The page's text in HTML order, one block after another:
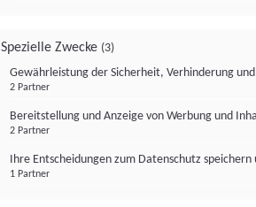
Spezielle Zwecke (3)
Gewährleistung der Sicherheit, Verhinderung
2 Partner
Bereitstellung und Anzeige von Werbung und
2 Partner
Ihre Entscheidungen zum Datenschutz
1 Partner